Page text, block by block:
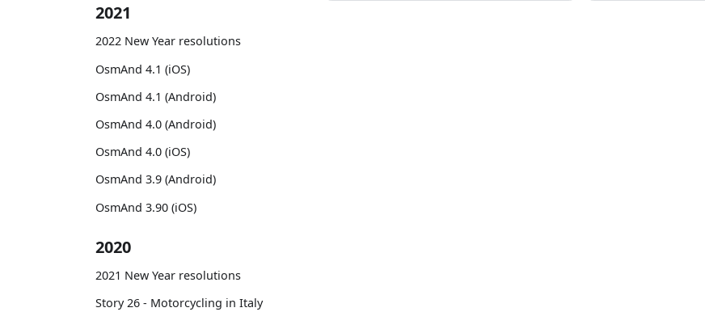
2021
2022 New Year resolutions
OsmAnd 4.1 (iOS)
OsmAnd 4.1 (Android)
OsmAnd 4.0 (Android)
OsmAnd 4.0 (iOS)
OsmAnd 3.9 (Android)
OsmAnd 3.90 (iOS)
2020
2021 New Year resolutions
Story 26 - Motorcycling in Italy